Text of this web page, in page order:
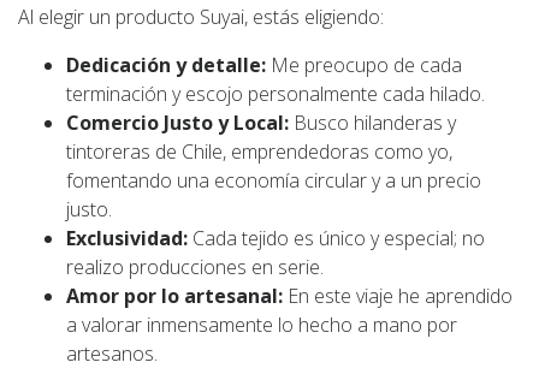
Al elegir un producto Suyai, estás eligiendo:
Dedicación y detalle: Me preocupo de cada
terminación y escojo personalmente cada hilado.
Comercio Justo y Local: Busco hilanderas y
tintoreras de Chile, emprendedoras como yo,
fomentando una economía circular y a un precio
justo.
Exclusividad: Cada tejido es único y especial; no
realizo producciones en serie.
Amor por lo artesanal: En este viaje he aprendido
a valorar inmensamente lo hecho a mano por
artesanos.